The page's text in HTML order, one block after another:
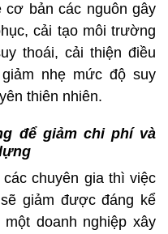
bản các nguôn gây
cải tạo môi trường
thoái, cải thiện điều
nhẹ mức độ suy
thiên nhiên.
để giảm chi phí và
chuyên gia thì việc
giảm được đáng kể
doanh nghiệp xây